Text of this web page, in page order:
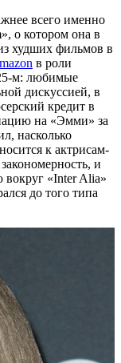
всего именно
о котором она в
худших фильмов в
в роли
м: любимые
дискуссией, в
кредит в
на «Эмми» за
насколько
к актрисам-
и
вокруг «Inter Alia»
до того типа